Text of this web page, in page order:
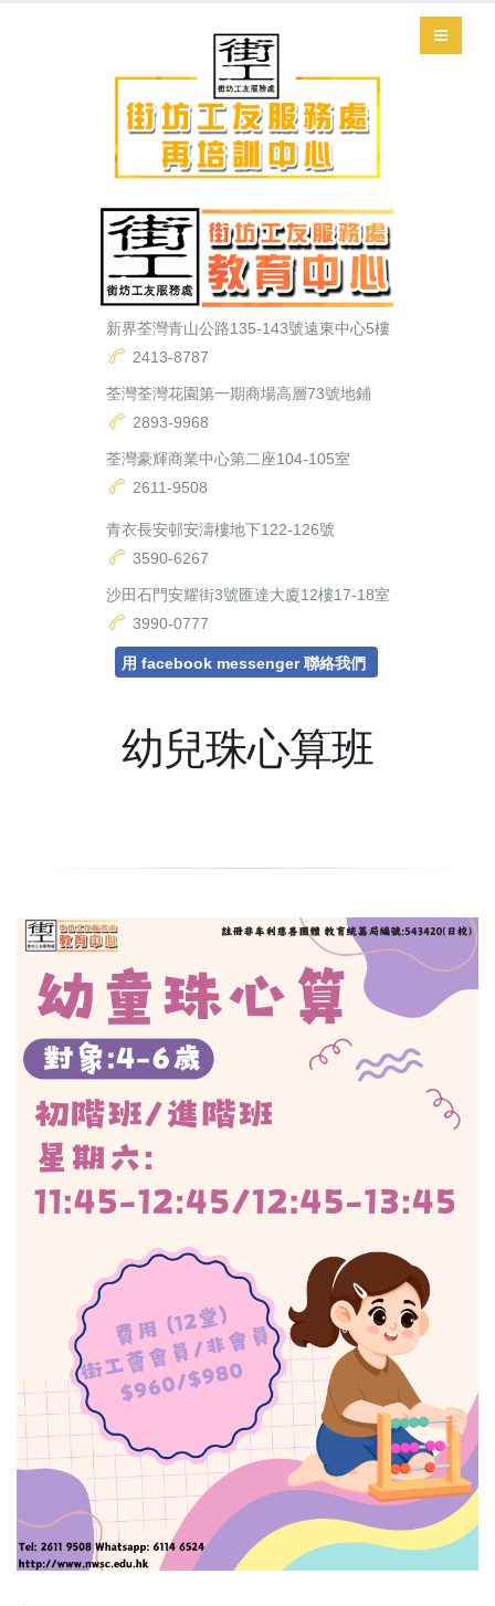
新界荃灣青山公路135-143號遠東中心5樓
2413-8787
荃灣荃灣花園第一期商場高層73號地鋪
2893-9968
荃灣豪輝商業中心第二座104-105室
2611-9508
青衣長安邨安濤樓地下122-126號
3590-6267
沙田石門安耀街3號匯達大廈12樓17-18室
3990-0777
用 facebook messenger 聯絡我們
幼兒珠心算班